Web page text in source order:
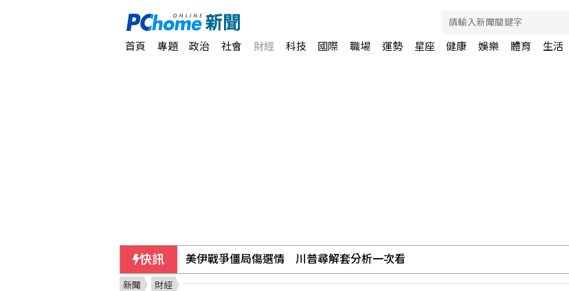
首頁 專題 政治 社會 財經 科技 國際 職場 運勢 星座 健康 娛樂 體育 生活
快訊 前香港民主黨成員涂謹申離港赴英 與家人團聚
新聞 財經